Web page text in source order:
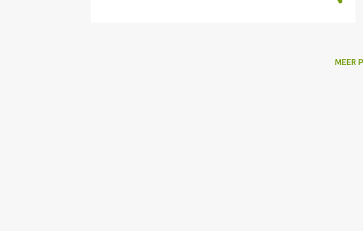
MEER